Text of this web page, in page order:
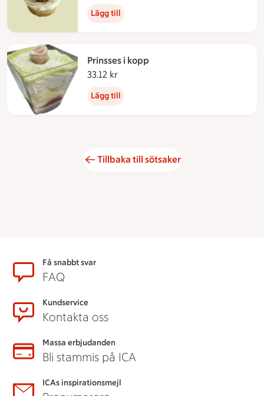
Lägg till
Prinsses i kopp
33.12 kr
Lägg till
Tillbaka till sötsaker
SidfotFå snabbt svar
FAQ
Kundservice
Kontakta oss
Massa erbjudanden
Bli stammis på ICA
ICAs inspirationsmejl